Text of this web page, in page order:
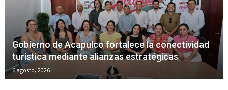
Gobierno de Acapulco fortalece la conectividad
turística mediante alianzas estratégicas
6 agosto, 2026